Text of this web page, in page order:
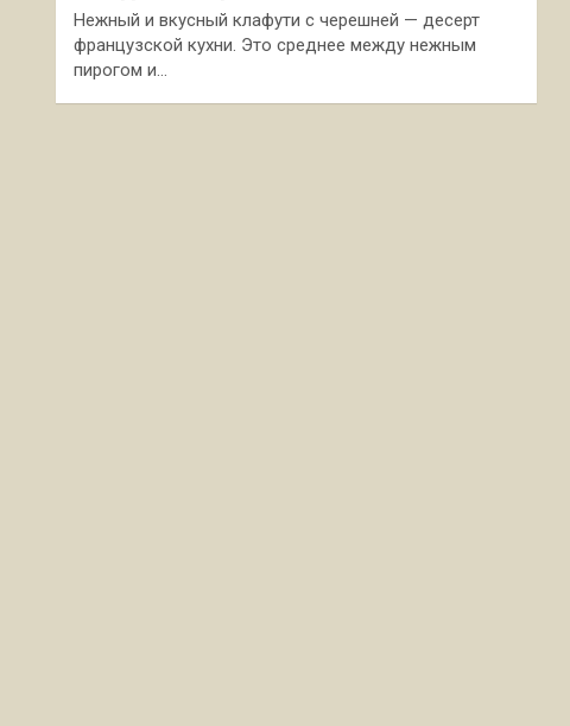
Нежный и вкусный клафути с черешней — десерт
французской кухни. Это среднее между нежным
пирогом и…